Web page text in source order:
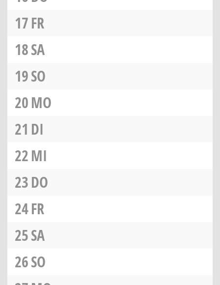
17FR
18SA
19SO
20MO
21 DI
22MI
23DO
24FR
25SA
26SO